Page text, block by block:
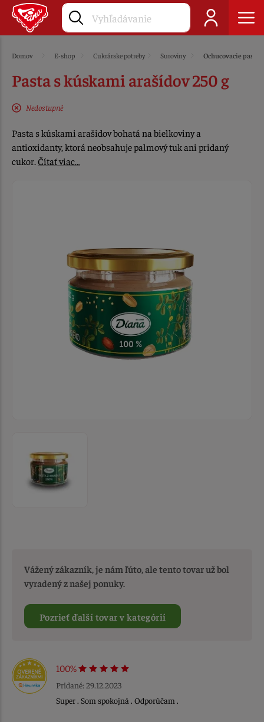
Domov E-shop Cukrárske potreby Suroviny Ochucovacie pasty
Pasta s kúskami arašídov 250 g
Nedostupné
Pasta s kúskami arašidov bohatá na bielkoviny a
antioxidanty, ktorá neobsahuje palmový tuk ani pridaný
cukor.Čítať viac…
Vážený zákazník, je nám ľúto, ale tento tovar už bol
vyradený z našej ponuky.
Pozrieť ďalší tovar v kategórií
100%
Pridané: 29.12.2023
Super . Som spokojná . Odporúčam .